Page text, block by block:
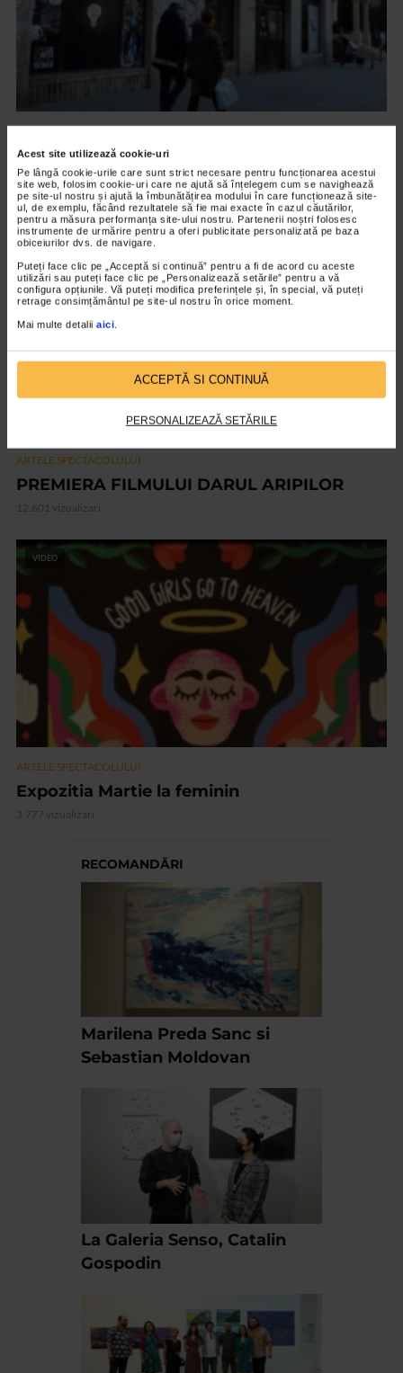
Acest site utilizează cookie-uri
Pe lângă cookie-urile care sunt strict necesare pentru funcționarea acestui
site web, folosim cookie-uri care ne ajută să înțelegem cum se navighează
pe site-ul nostru și ajută la îmbunătățirea modului în care funcționează site-
ul, de exemplu, făcând rezultatele să fie mai exacte în cazul căutărilor,
pentru a măsura performanța site-ului nostru. Partenerii noștri folosesc
instrumente de urmărire pentru a oferi publicitate personalizată pe baza
obiceiurilor dvs. de navigare.
Puteți face clic pe „Acceptă si continuă” pentru a fi de acord cu aceste
utilizări sau puteți face clic pe „Personalizează setările” pentru a vă
configura opțiunile. Vă puteți modifica preferințele și, în special, vă puteți
retrage consimțământul pe site-ul nostru în orice moment.
Mai multe detalii aici
ACCEPTĂ SI CONTINUĂ
PERSONALIZEAZĂ SETĂRILE
ARTELE SPECTACOLULUI
Ana Stefania Andronic – On the Top of my
Lungs
3.289 vizualizari
ARTELE SPECTACOLULUI
PREMIERA FILMULUI DARUL ARIPILOR
12.601 vizualizari
VIDEO
ARTELE SPECTACOLULUI
Expozitia Martie la feminin
3.777 vizualizari
RECOMANDĂRI
Marilena Preda Sanc si
Sebastian Moldovan
La Galeria Senso, Catalin
Gospodin